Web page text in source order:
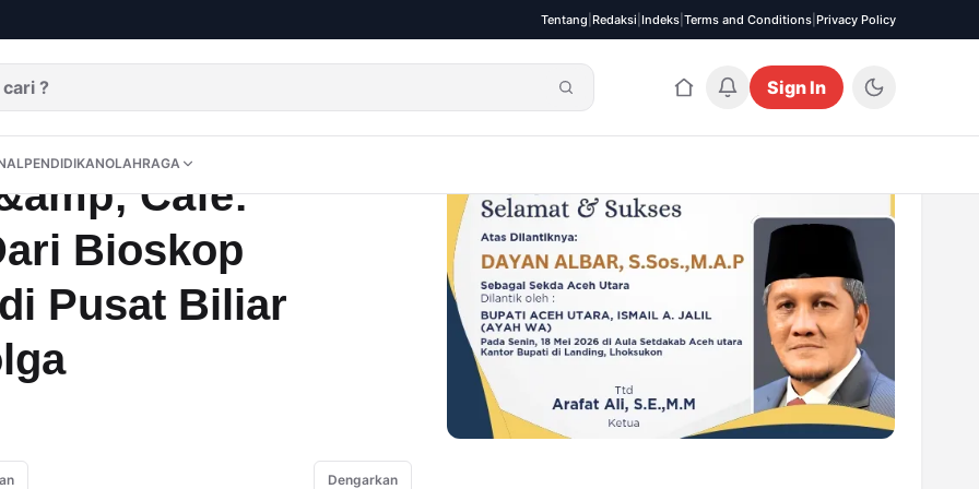
Tentang Redaksi Indeks Terms and Conditions Privacy Policy
OPININUSANTARAINTERNASIONALPENDIDIKANOLAHRAGA
Sign In
PENDIDIKANOLAHRAGA
Cafe:
Bioskop
Pusat Biliar
Dengarkan